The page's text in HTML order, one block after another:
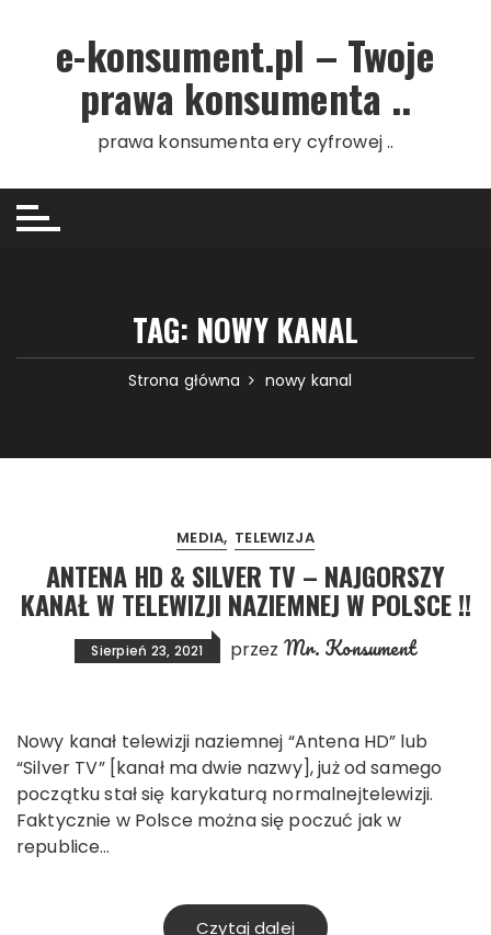
e-konsument.pl – Twoje
prawa konsumenta ..
prawa konsumenta ery cyfrowej ..
TAG: NOWY KANAL
Strona główna nowy kanal
MEDIA TELEWIZJA
ANTENA HD & SILVER TV – NAJGORSZY
KANAŁ W TELEWIZJI NAZIEMNEJ W POLSCE !!
Sierpień 23, 2021 przez Mr. Konsument
Nowy kanał telewizji naziemnej “Antena HD” lub
“Silver TV” [kanał ma dwie nazwy], już od samego
początku stał się karykaturą normalnejtelewizji.
Faktycznie w Polsce można się poczuć jak w
republice…
Czytaj dalej